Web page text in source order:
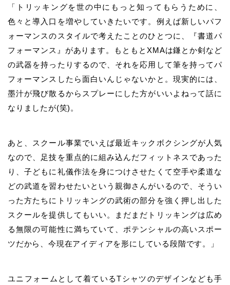
「トリッキングを世の中にもっと知ってもらうために、
色々と導入口を増やしていきたいです。例えば新しいパフ
ォーマンスのスタイルで考えたことのひとつに、『書道パ
フォーマンス』があります。もともとXMAは鎌とか剣など
の武器を持ったりするので、それを応用して筆を持ってパ
フォーマンスしたら面白いんじゃないかと。現実的には、
墨汁が飛び散るからスプレーにした方がいいよねって話に
なりましたが(笑)。
あと、スクール事業でいえば最近キックボクシングが人気
なので、足技を重点的に組み込んだフィットネスであった
り、子どもに礼儀作法を身につけさせたくて空手や柔道な
どの武道を習わせたいという親御さんがいるので、そうい
った方たちにトリッキングの武術の部分を強く押し出した
スクールを提供してもいい。まだまだトリッキングは広め
る無限の可能性に満ちていて、ポテンシャルの高いスポー
ツだから、今現在アイディアを形にしている段階です。」
ユニフォームとして着ているTシャツのデザインなども手